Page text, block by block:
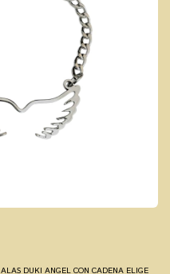
ALAS DUKI ANGEL CON CADENA ELIGE